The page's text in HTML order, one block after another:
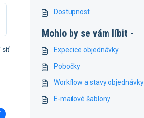
síť
Dostupnost
Mohlo by se vám líbit -
Expedice objednávky
Pobočky
Workflow a stavy objednávky
E-mailové šablony